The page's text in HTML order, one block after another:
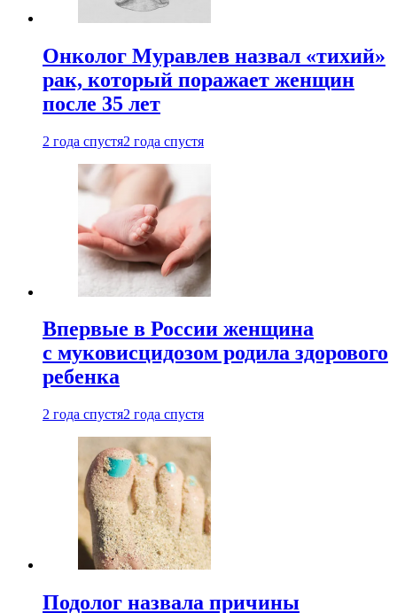
Онколог Муравлев назвал «тихий»
рак, который поражает женщин
после 35 лет
2 года спустя2 года спустя
Впервые в России женщина
с муковисцидозом родила здорового
ребенка
2 года спустя2 года спустя
Подолог назвала причины